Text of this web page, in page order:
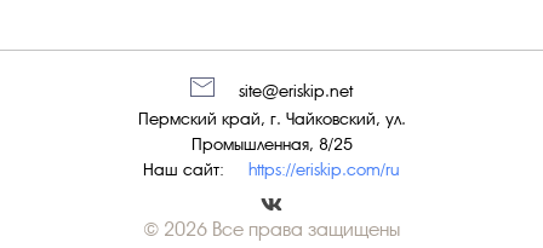
Наш сайт: https://eriskip.com/ru
Пермский край, г. Чайковский, ул.
Промышленная, 8/25
site@eriskip.net
© 2026 Все права защищены